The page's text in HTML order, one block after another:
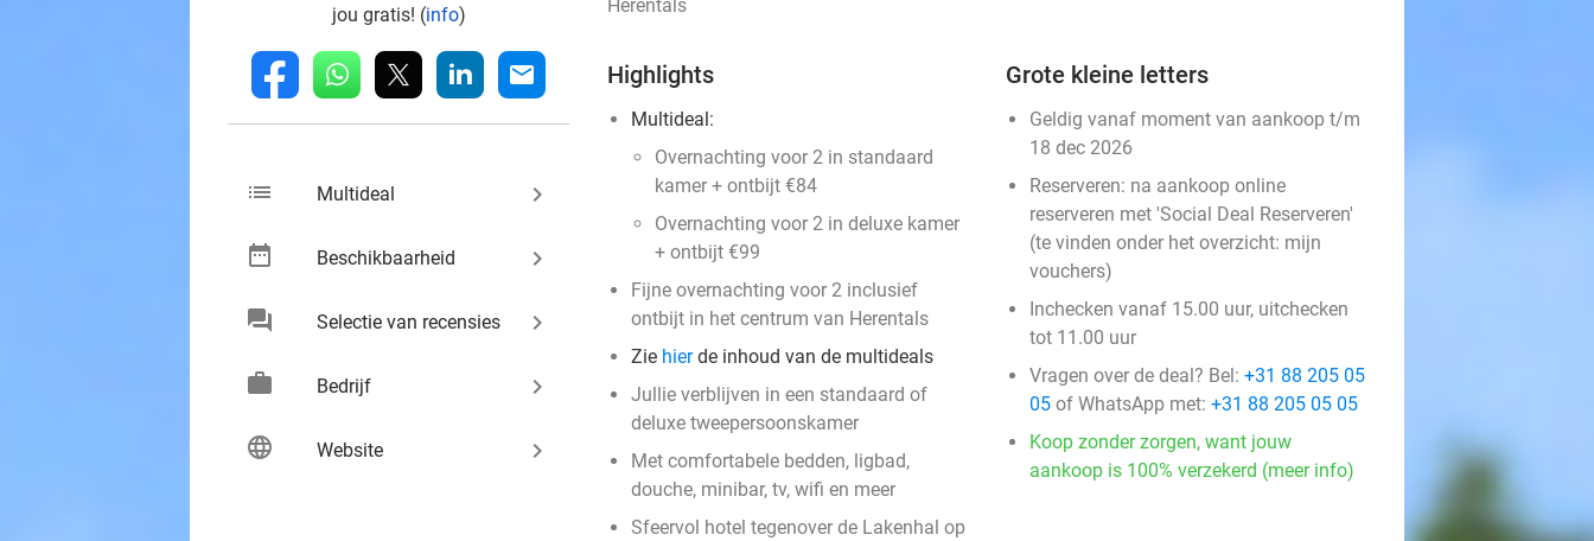
jou gratis! (info)
fb whatsapp linkedin mail
list Multideal keyboard_arrow_right
date_range Beschikbaarheid keyboard_arrow_right
chat Selectie van recensies keyboard_arrow_right
work Bedrijf keyboard_arrow_right
language Website keyboard_arrow_right
Herentals
Highlights
Multideal:
Overnachting voor 2 in standaard
kamer + ontbijt €84
Overnachting voor 2 in deluxe kamer
+ ontbijt €99
Fijne overnachting voor 2 inclusief
ontbijt in het centrum van Herentals
Zie hierde inhoud van de multideals
Jullie verblijven in een standaard of
deluxe tweepersoonskamer
Met comfortabele bedden, ligbad,
douche, minibar, tv, wifi en meer
Sfeervol hotel tegenover de Lakenhal op
Grote kleine letters
Geldig vanaf moment van aankoop t/m
18 dec 2026
Reserveren: na aankoop online
reserveren met 'Social Deal Reserveren'
(te vinden onder het overzicht: mijn
vouchers)
Inchecken vanaf 15.00 uur, uitchecken
tot 11.00 uur
Vragen over de deal? Bel: +31 88 205 05
05 of WhatsApp met: +31 88 205 05 05
Koop zonder zorgen, want jouw
aankoop is 100% verzekerd (meer info)